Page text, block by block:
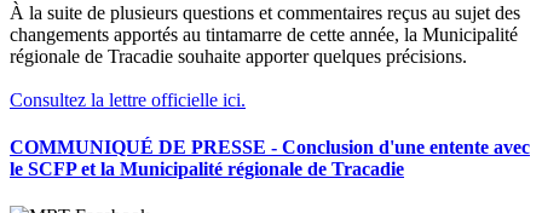
À la suite de plusieurs questions et commentaires reçus au sujet des
changements apportés au tintamarre de cette année, la Municipalité
régionale de Tracadie souhaite apporter quelques précisions.
Consultez la lettre officielle ici.
COMMUNIQUÉ DE PRESSE - Conclusion d'une entente avec
le SCFP et la Municipalité régionale de Tracadie